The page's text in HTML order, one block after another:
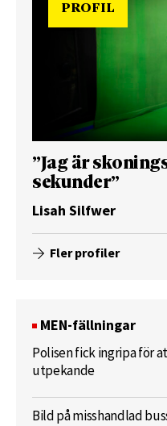
PROFIL
”Jag är
sekunder”
Lisah Silfwer
Fler profiler
MEN-fällningar
Polisen fick ingripa för
utpekande
Bild på misshandlad